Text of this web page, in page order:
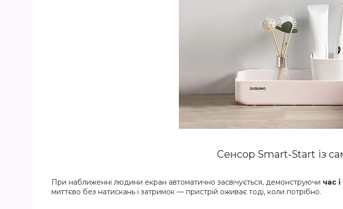
Сенсор Smart‑Start із
При наближенні людини екран автоматично засвічується, демонструючи час
миттєво без натискань і затримок — пристрій оживає тоді, коли потрібно.